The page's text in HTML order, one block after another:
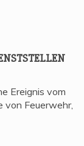
Ereignis vom
von Feuerwehr,